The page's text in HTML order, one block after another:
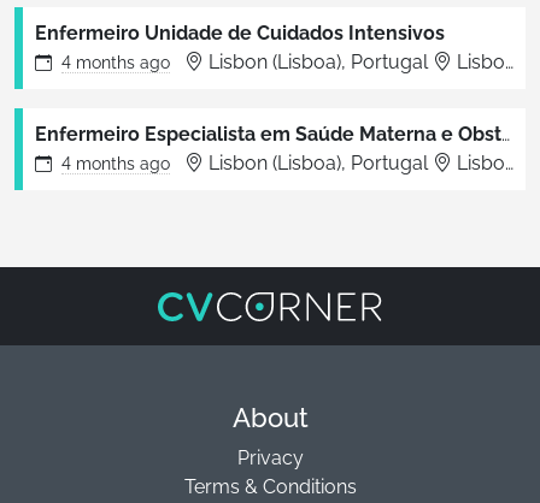
Enfermeiro Unidade de Cuidados Intensivos
4 months ago Lisbon (Lisboa), Portugal Lisboa
Enfermeiro Especialista em Saúde Materna e Obstétrica
4 months ago Lisbon (Lisboa), Portugal Lisboa
About
Privacy
Terms & Conditions